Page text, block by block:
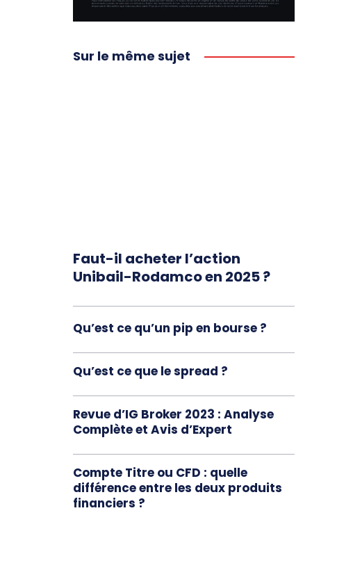
Sur le même sujet
Faut-il acheter l’action
Unibail-Rodamco en 2025 ?
Qu’est ce qu’un pip en bourse ?
Qu’est ce que le spread ?
Revue d’IG Broker 2023 : Analyse
Complète et Avis d’Expert
Compte Titre ou CFD : quelle
différence entre les deux produits
financiers ?